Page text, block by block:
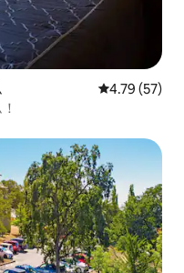
レビュー57
4.79 (57)